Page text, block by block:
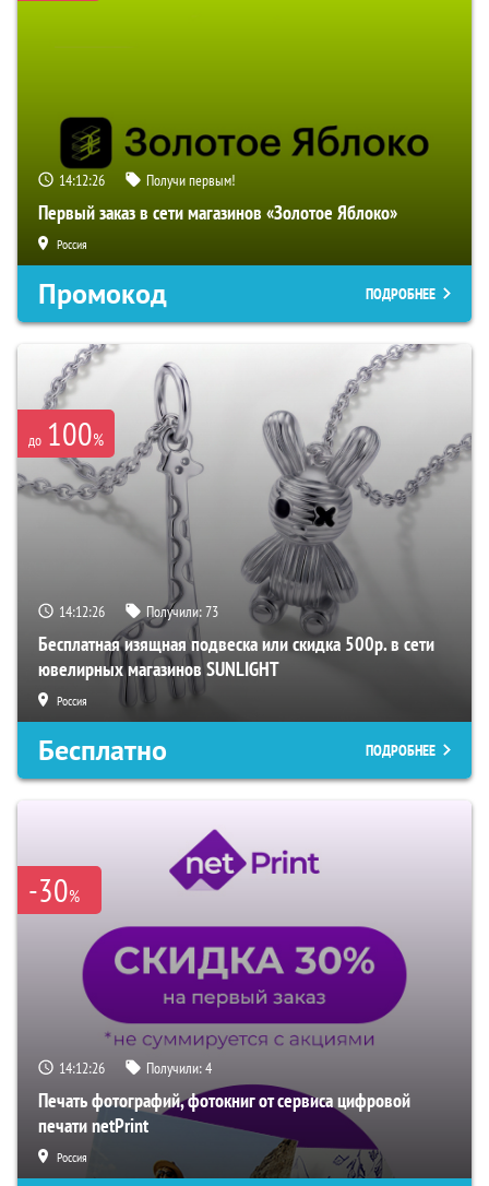
14:12:25 Получи первым!
Первый заказ в сети магазинов «Золотое Яблоко»
Россия
Промокод ПОДРОБНЕЕ
до 100%
14:12:25 Получили:73
Бесплатная изящная подвеска или скидка 500р. в сети
ювелирных магазинов SUNLIGHT
Россия
Бесплатно ПОДРОБНЕЕ
-30%
14:12:25 Получили:4
Печать фотографий, фотокниг от сервиса цифровой
печати netPrint
Россия